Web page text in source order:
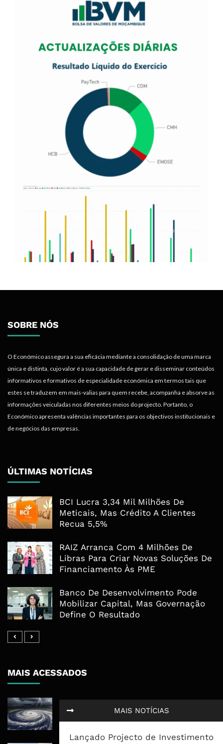
MAIS NOTÍCIAS
Lançado Projecto de Investimento
SOBRE NÓS
O Económico assegura a sua eficácia mediante a consolidação de uma marca
única e distinta, cujo valor é a sua capacidade de gerar e disseminar conteúdos
informativos e formativos de especialidade económica em termos tais que
estes se traduzem em mais-valias para quem recebe, acompanha e absorve as
informações veiculadas nos diferentes meios do projecto. Portanto, o
Económico apresenta valências importantes para os objectivos institucionais e
de negócios das empresas.
ÚLTIMAS NOTÍCIAS
BCI Lucra 3,34 Mil Milhões De
Meticais, Mas Crédito A Clientes
Recua 5,5%
RAIZ Arranca Com 4 Milhões De
Libras Para Criar Novas Soluções De
Financiamento Às PME
Banco De Desenvolvimento Pode
Mobilizar Capital, Mas Governação
Define O Resultado
MAIS ACESSADOS
Afectar Mais De Um Milhão De